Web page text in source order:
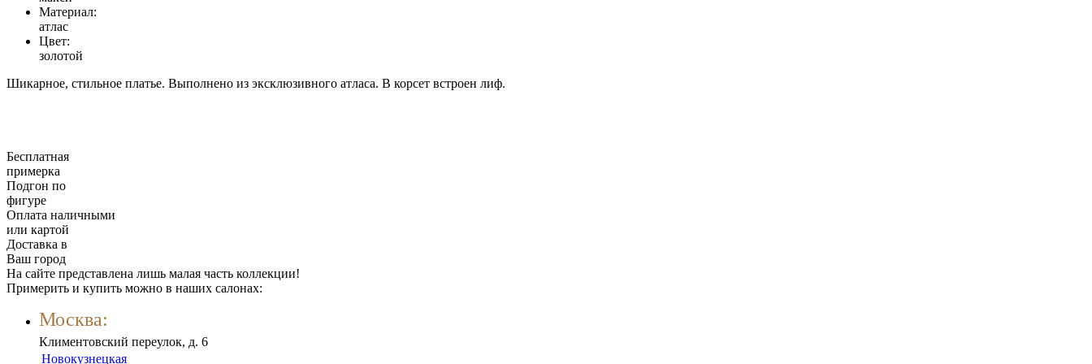
Материал:
атлас
Цвет:
золотой
Шикарное, стильное платье. Выполнено из эксклюзивного атласа. В корсет встроен лиф.
Бесплатная
примерка
Подгон по
фигуре
Оплата наличными
или картой
Доставка в
Ваш город
На сайте представлена лишь малая часть коллекции!
Примерить и купить можно в наших салонах:
Москва:
Климентовский переулок, д. 6
Новокузнецкая